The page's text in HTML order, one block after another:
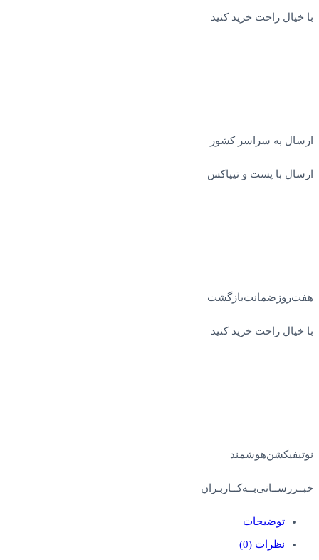
با خیال راحت خرید کنید
ارسال به سراسر کشور
ارسال با پست و تیپاکس
هفت‌روز‌ضمانت‌بازگشت
با خیال راحت خرید کنید
نوتیفیکشن‌هوشمند
خبــررســانی‌بــه‌کــاربـران
توضیحات
نظرات (0)